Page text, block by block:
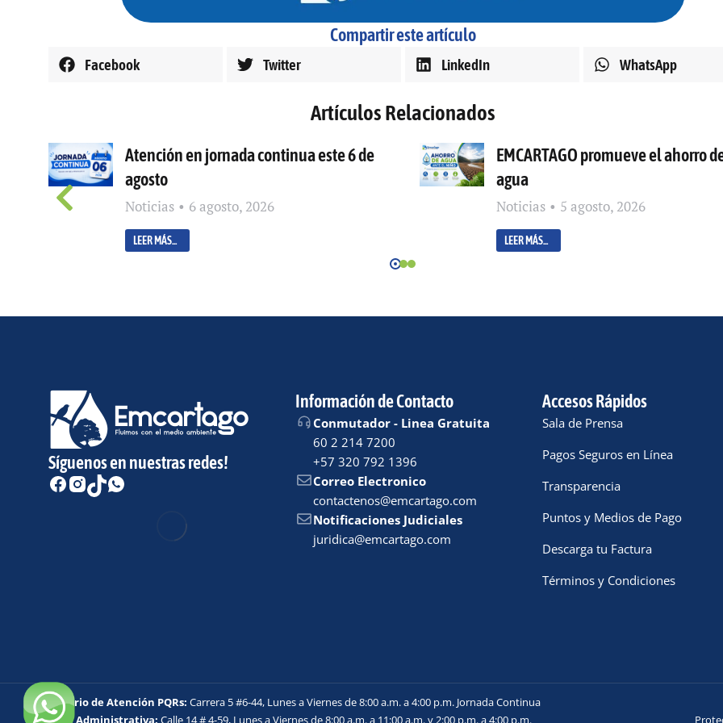
Compartir este artículo
Facebook Twitter LinkedIn WhatsApp
Artículos Relacionados
Atención en jornada continua este 6 de
agosto
Noticias 6 agosto, 2026
LEER MÁS...
EMCARTAGO promueve el ahorro
agua
Noticias 5 agosto, 2026
LEER MÁS...
Síguenos en nuestras redes!
Información de Contacto
Conmutador - Linea Gratuita
60 2 214 7200
+57 320 792 1396
Correo Electronico
contactenos@emcartago.com
Notificaciones Judiciales
juridica@emcartago.com
Accesos Rápidos
Sala de Prensa
Pagos Seguros en Línea
Transparencia
Puntos y Medios de Pago
Descarga tu Factura
Términos y Condiciones
Horario de Atención PQRs: Carrera 5 #6-44, Lunes a Viernes de 8:00 a.m. a 4:00 p.m. Jornada Continua
Sede Administrativa: Calle 14 # 4-59, Lunes a Viernes de 8:00 a.m. a 11:00 a.m. y 2:00 p.m. a 4:00 p.m.